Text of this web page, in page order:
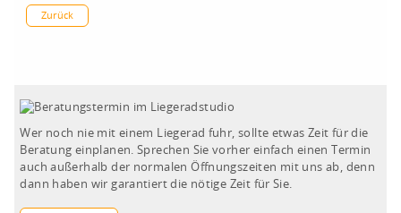
Zurück
Wer noch nie mit einem Liegerad fuhr, sollte etwas Zeit für die
Beratung einplanen. Sprechen Sie vorher einfach einen Termin
auch außerhalb der normalen Öffnungszeiten mit uns ab, denn
dann haben wir garantiert die nötige Zeit für Sie.